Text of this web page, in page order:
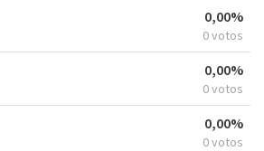
0,00%
0 votos
0,00%
0 votos
0,00%
0 votos